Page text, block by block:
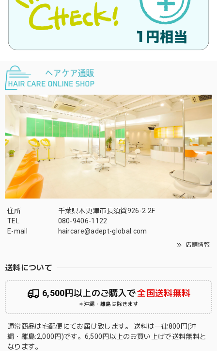
住所
千葉県木更津市長須賀926-2 2F
TEL
080-9406-1122
E-mail
haircare@adept-global.com
店舗情報
送料について
6,500円以上のご購入で全国送料無料
＊沖縄・離島は除きます
通常商品は宅配便にてお届け致します。 送料は一律800円(沖
縄・離島:2,000円)です。6,500円以上のお買い上げで送料無料と
なります。